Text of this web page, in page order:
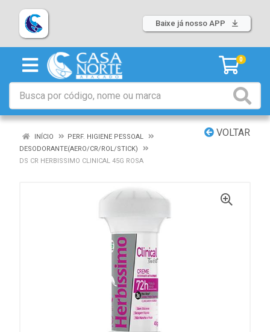
Baixe já nosso APP
0
VOLTAR
INÍCIO
PERF. HIGIENE PESSOAL
DESODORANTE(AERO/CR/ROL/STICK)
DS CR HERBISSIMO CLINICAL 45G ROSA